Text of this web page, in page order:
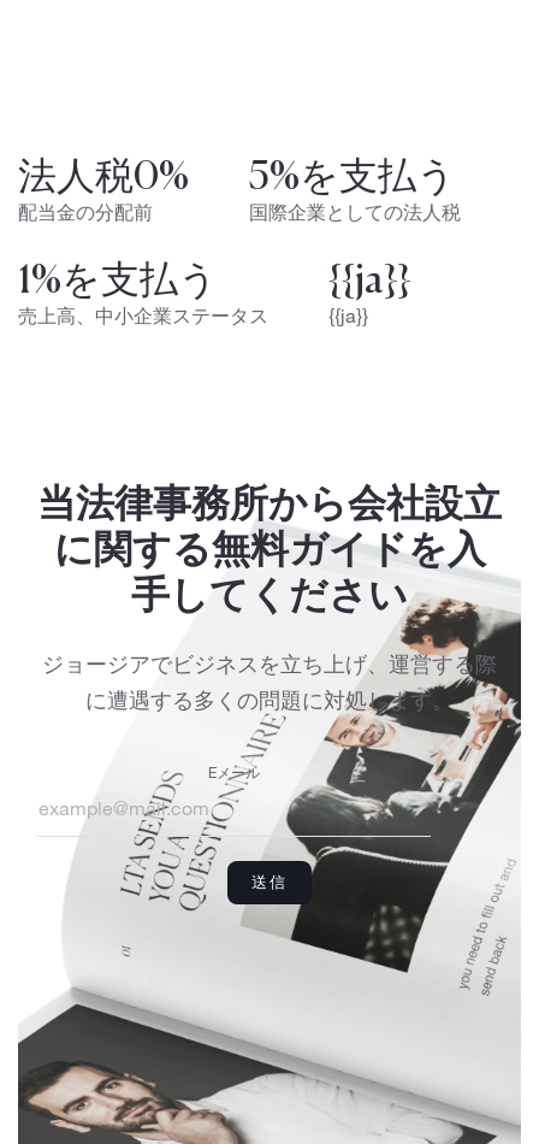
法人税0%
配当金の分配前
5%を支払う
国際企業としての法人税
1%を支払う
売上高、中小企業ステータス
{{ja}}
{{ja}}
当法律事務所から会社設立
に関する無料ガイドを入
手してください
ジョージアでビジネスを立ち上げ、運営する際
に遭遇する多くの問題に対処します。
Eメール
送信